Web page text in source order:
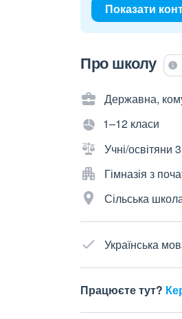
Показати
Про школу
Державна,
1–12 класи
Учні/освітяни
Гімназія з
Сільська
Українська
Працюєте тут?